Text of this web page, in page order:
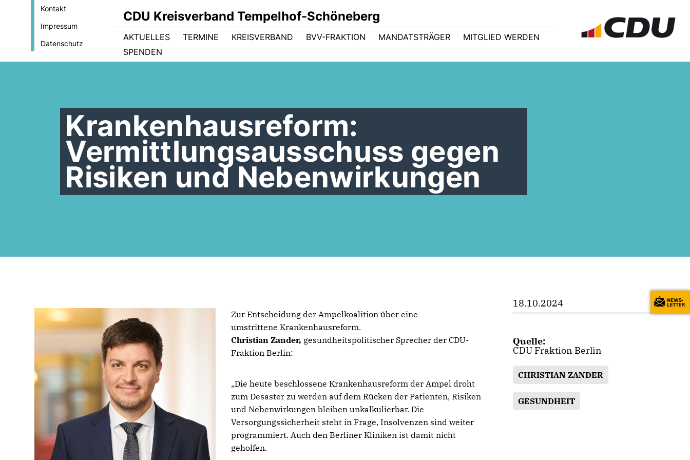
Kontakt
Impressum
Datenschutz
CDU Kreisverband Tempelhof-Schöneberg
AKTUELLES TERMINE KREISVERBAND BVV-FRAKTION MANDATSTRÄGER
MITGLIED WERDEN
SPENDEN
Krankenhausreform:
Vermittlungsausschuss gegen
Risiken und Nebenwirkungen
Zur Entscheidung der Ampelkoalition über eine
umstrittene Krankenhausreform.
Christian Zander, gesundheitspolitischer Sprecher der CDU-
Fraktion Berlin:
Die heute beschlossene Krankenhausreform der Ampel droht
zum Desaster zu werden auf dem Rücken der Patienten, Risiken
und Nebenwirkungen bleiben unkalkulierbar. Die
Versorgungssicherheit steht in Frage, Insolvenzen sind weiter
programmiert. Auch den Berliner Kliniken ist damit nicht
geholfen.
18.10.2024
Quelle:
CDU Fraktion Berlin
CHRISTIAN ZANDER
GESUNDHEIT